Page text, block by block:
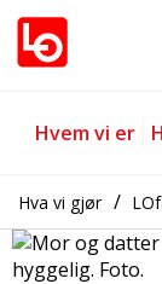
Du har
Gå til hovedinnhold
Gå til navigasjon
Hvem vi er
Hva vi gjør